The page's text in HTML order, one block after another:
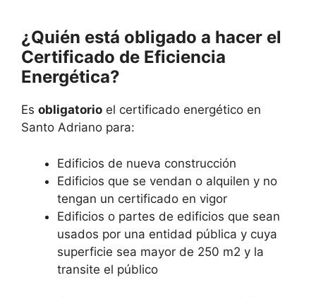
¿Quién está obligado a hacer el
Certificado de Eficiencia
Energética?
Es obligatorio el certificado energético en
Santo Adriano para:
Edificios de nueva construcción
Edificios que se vendan o alquilen y no
tengan un certificado en vigor
Edificios o partes de edificios que sean
usados por una entidad pública y cuya
superficie sea mayor de 250 m2 y la
transite el público